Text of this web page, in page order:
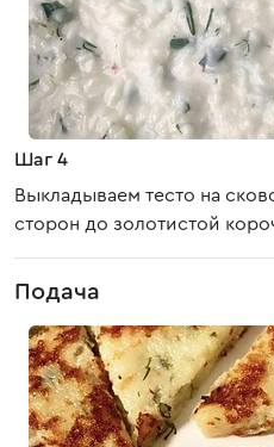
Шаг 4
Выкладываем тесто на
сторон до золотистой
Подача